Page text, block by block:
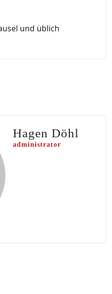
und üblich
Hagen Döhl
administrator